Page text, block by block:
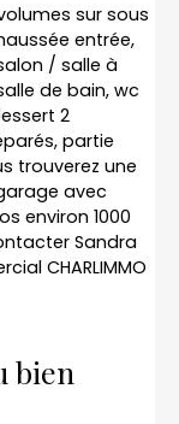
sur sous
entrée,
/ salle à
de bain, wc
2
partie
trouverez une
avec
environ 1000
Sandra
CHARLIMMO
bien